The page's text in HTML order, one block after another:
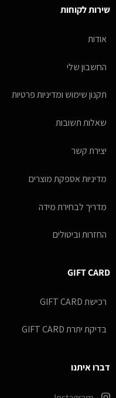
שירות לקוחות
אודות
החשבון שלי
תקנון שימוש ומדיניות פרטיות
שאלות תשובות
יצירת קשר
מדיניות אספקת מוצרים
מדריך לבחירת מידה
החזרות וביטולים
GIFT CARD
רכישת GIFT CARD
בדיקת יתרת GIFT CARD
דברו איתנו